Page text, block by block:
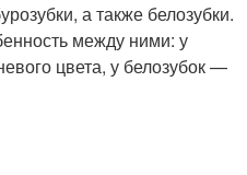
а также белозубки.
между ними: у
цвета, у белозубок —